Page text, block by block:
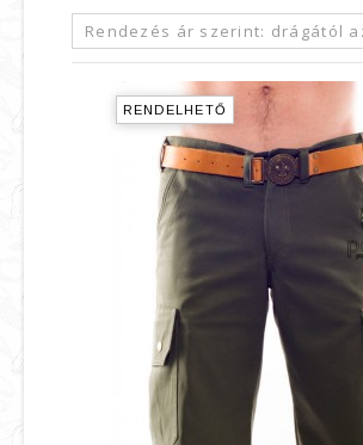
Rendezés ár szerint: drágától
RENDELHETŐ